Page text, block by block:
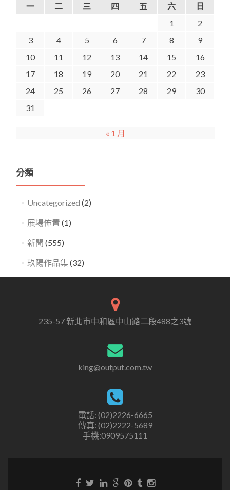
一 二 三 四 五 六
日
1
2
3
4 5 6 7 8
9
10
11 12 13 14 15
16
17
18 19 20 21 22
23
24
25 26 27 28 29
30
31
« 1 月
分類
Uncategorized (2)
展場佈置 (1)
新聞 (555)
玖陽作品集 (32)
235-57 新北市中和區中山路二段488之3號
king@output.com.tw
電話: (02)2226-6665
傳真: (02)2222-5689
手機:0909575111